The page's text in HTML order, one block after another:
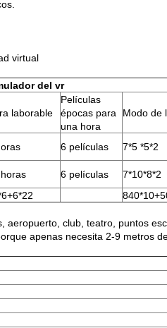
virtual
del vr
laborable
Películas
épocas para
una hora
Modo de
6 películas
7*5 *5*2
6 películas
7*10*8*2
aeropuerto, club, teatro, puntos
apenas necesita 2-9 metros